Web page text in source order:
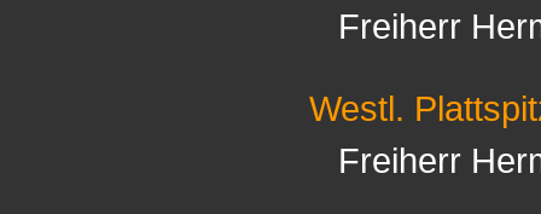
Freiherr
Westl.
Freiherr